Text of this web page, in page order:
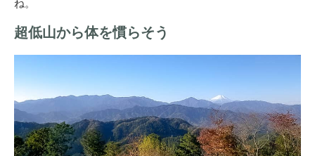
超低山から体を慣らそう